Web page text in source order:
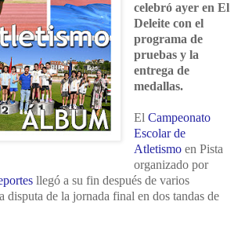
celebró ayer en El
Deleite con el
programa de
pruebas y la
entrega de
medallas.
El Campeonato
Escolar de
Atletismoen Pista
organizado por
llegó a su fin después de varios
disputa de la jornada final en dos tandas de